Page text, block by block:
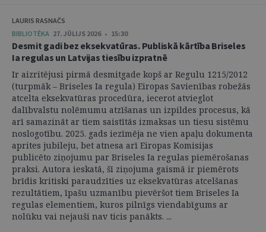
LAURIS RASNAČS
BIBLIOTĒKA 27. JŪLIJS 2026 • 15:30
Desmit gadi bez eksekvatūras. Publiskā kārtība Briseles
Ia regulas un Latvijas tiesību izpratnē
Ir aizritējusi pirmā desmitgade kopš ar Regulu 1215/2012
(turpmāk – Briseles Ia regula) Eiropas Savienības robežās
atcelta eksekvatūras procedūra, iecerot atvieglot
dalībvalstu nolēmumu atzīšanas un izpildes procesus, kā
arī samazināt ar tiem saistītās izmaksas un tiesu sistēmu
noslogotību. 2025. gads iezīmēja ne vien apaļu dokumenta
aprites jubileju, bet atnesa arī Eiropas Komisijas
publicēto ziņojumu par Briseles Ia regulas piemērošanas
praksi. Autora ieskatā, šī ziņojuma gaismā ir piemērots
brīdis kritiski paraudzīties uz eksekvatūras atcelšanas
rezultātiem, īpašu uzmanību pievēršot tiem Briseles Ia
regulas elementiem, kuros pilnīgs viendabīgums ar
nolūku vai nejauši nav ticis panākts. ...